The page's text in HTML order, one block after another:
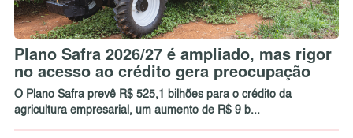
Plano Safra 2026/27 é ampliado, mas rigor
no acesso ao crédito gera preocupação
O Plano Safra prevê R$ 525,1 bilhões para o crédito da
agricultura empresarial, um aumento de R$ 9 b...